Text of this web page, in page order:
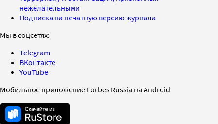
нежелательными
Подписка на печатную версию журнала
Мы в соцсетях:
Telegram
ВКонтакте
YouTube
Мобильное приложение Forbes Russia на Android